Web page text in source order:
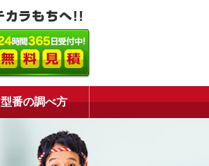
型番の調べ方